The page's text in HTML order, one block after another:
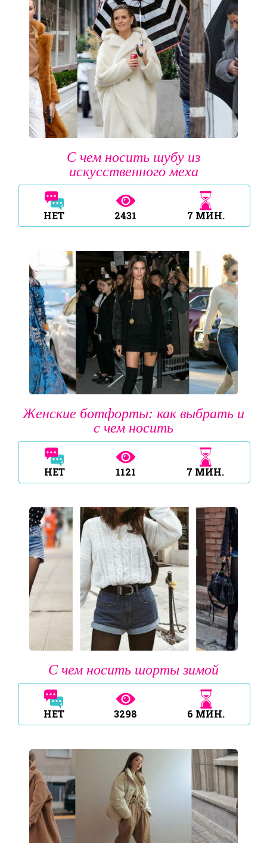
С чем носить шубу из
искусственного меха
НЕТ 2431 7 МИН.
Женские ботфорты: как выбрать и
с чем носить
НЕТ 1121 7 МИН.
С чем носить шорты зимой
НЕТ 3298 6 МИН.